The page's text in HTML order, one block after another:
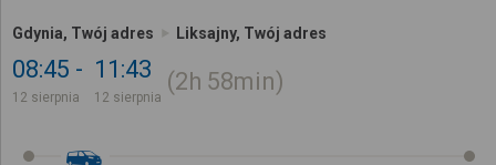
Gdynia, Twój adres Liksajny, Twój adres
08:45
12 sierpnia
11:43
12 sierpnia
2h 58min